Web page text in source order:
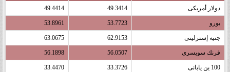
دولار أمريكى 49.3414
49.4414
يورو 53.7723
53.8961
جنيه إسترلينى 62.9153
63.0675
فرنك سويسرى 56.0507
56.1898
100 ين يابانى 33.3726
33.4470